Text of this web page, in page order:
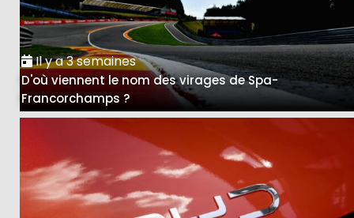
Il y a 3 semaines
D'où viennent le nom des virages de Spa-
Francorchamps ?